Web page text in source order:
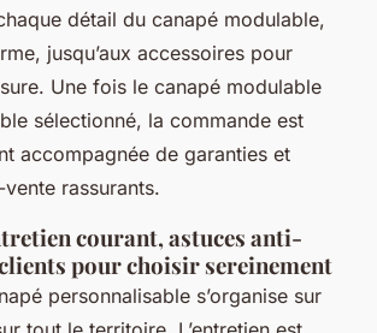
détail du canapé modulable,
jusqu’aux accessoires pour
Une fois le canapé modulable
sélectionné, la commande est
accompagnée de garanties et
rassurants.
courant, astuces anti-
pour choisir sereinement
personnalisable s’organise sur